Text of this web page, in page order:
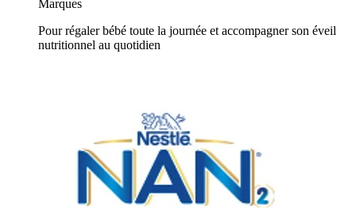
Marques
Pour régaler bébé toute la journée et accompagner son éveil
nutritionnel au quotidien